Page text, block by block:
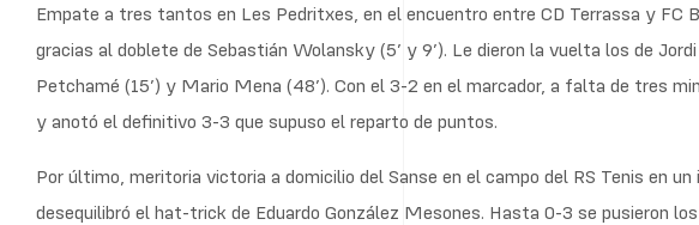
Empate a tres tantos en Les Pedritxes, en el encuentro entre CD Terrassa y FC
gracias al doblete de Sebastián Wolansky (5’ y 9’). Le dieron la vuelta los de
Petchamé (15’) y Mario Mena (48’). Con el 3-2 en el marcador, a falta de tres
y anotó el definitivo 3-3 que supuso el reparto de puntos.
Por último, meritoria victoria a domicilio del Sanse en el campo del RS Tenis en
desequilibró el hat-trick de Eduardo González Mesones. Hasta 0-3 se pusieron